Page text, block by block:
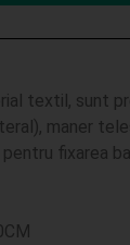
textil, sunt
maner
fixarea